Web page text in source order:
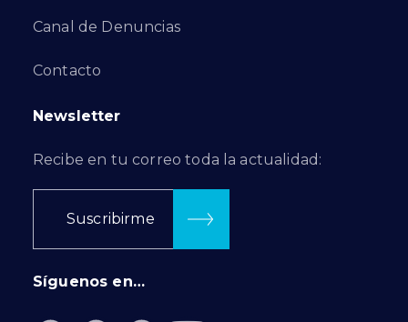
Canal de Denuncias
Contacto
Newsletter
Recibe en tu correo toda la actualidad:
Suscribirme
Síguenos en…